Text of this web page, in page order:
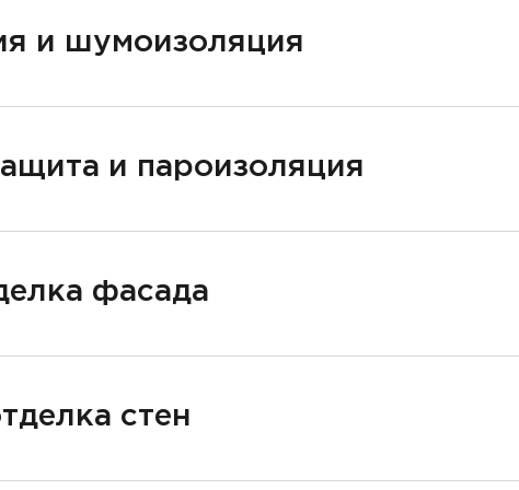
и шумоизоляция
и пароизоляция
фасада
стен